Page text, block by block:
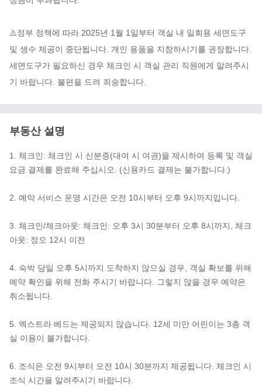
⚠️정부 정책에 따라 2025년 1월 1일부터 객실 내 일회용 세면도구
및 생수 제공이 중단됩니다. 개인 용품을 지참하시기를 권장합니다.
세면도구가 필요하신 경우 체크인 시 객실 관리 직원에게 알려주시
기 바랍니다. 불편을 드려 죄송합니다.
부동산 설명
1. 체크인: 체크인 시 신분증(대여 시 여권)을 제시하여 등록 및 객실
요금 결제를 완료해 주십시오. (신용카드 결제는 불가합니다.)
2. 예약 서비스 운영 시간은 오전 10시부터 오후 9시까지입니다.
3. 체크인/체크아웃: 체크인: 오후 3시 30분부터 오후 8시까지, 체크
아웃: 정오 12시 이전
4. 숙박 당일 오후 5시까지 도착하지 않으실 경우, 객실 확보를 위해
예약 확인을 위해 전화 주시기 바랍니다. 그렇지 않을 경우 예약은
취소됩니다.
5. 엑스트라 베드는 제공되지 않습니다. 12세 미만 어린이는 3층 객
실 이용이 불가합니다.
6. 조식은 오전 9시부터 오전 10시 30분까지 제공됩니다. 체크인 시
조식 시간을 알려주시기 바랍니다.